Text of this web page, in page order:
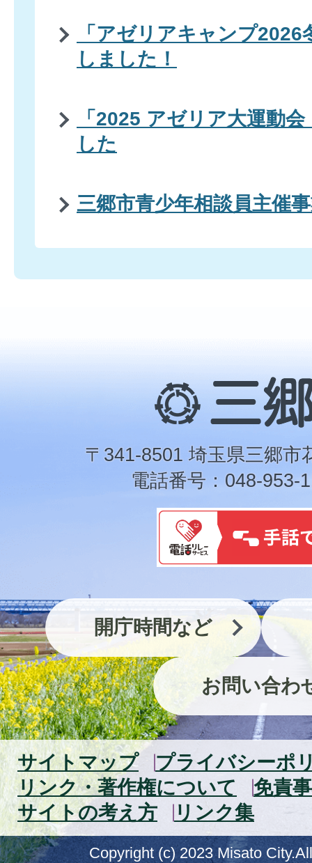
「アゼリアキャンプ2026
しました！
「2025 アゼリア大運動
した
三郷市青少年相談員主催
三
郷
市
〒341-8501 埼玉県三郷市
電話番号：048-953-
開庁時間など
お問い合わ
サイトマップ
プライバシーポ
リンク・著作権について
免責
サイトの考え方
リンク集
Copyright (c) 2023 Misato